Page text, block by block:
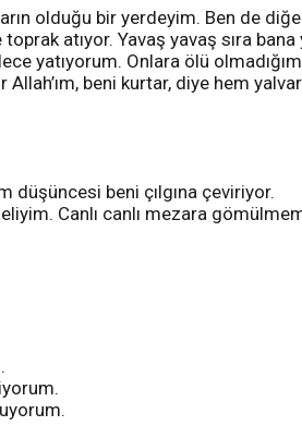
olduğu bir yerdeyim. Ben de
atıyor. Yavaş yavaş sıra bana
yatıyorum. Onlara ölü
beni kurtar, diye hem
düşüncesi beni çılgına çeviriyor.
Canlı canlı mezara